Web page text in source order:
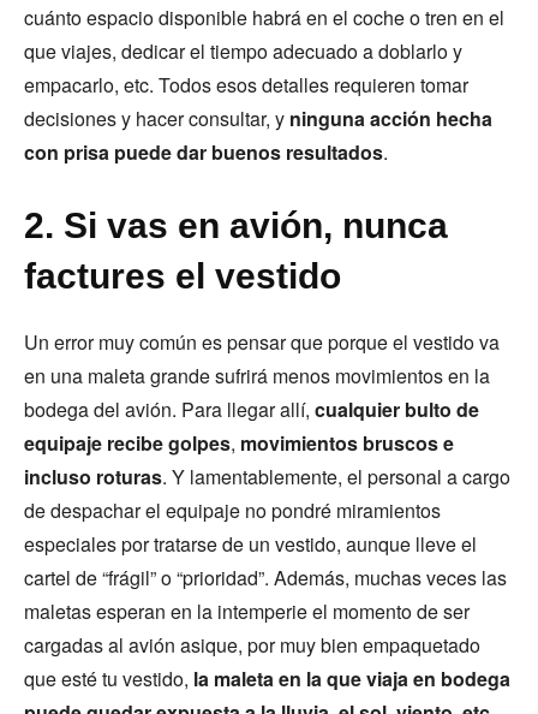
cuánto espacio disponible habrá en el coche o tren en el
que viajes, dedicar el tiempo adecuado a doblarlo y
empacarlo, etc. Todos esos detalles requieren tomar
decisiones y hacer consultar, y ninguna acción hecha
con prisa puede dar buenos resultados.
2. Si vas en avión, nunca
factures el vestido
Un error muy común es pensar que porque el vestido va
en una maleta grande sufrirá menos movimientos en la
bodega del avión. Para llegar allí, cualquier bulto de
equipaje recibe golpes, movimientos bruscos e
incluso roturas. Y lamentablemente, el personal a cargo
de despachar el equipaje no pondré miramientos
especiales por tratarse de un vestido, aunque lleve el
cartel de “frágil” o “prioridad”. Además, muchas veces las
maletas esperan en la intemperie el momento de ser
cargadas al avión asique, por muy bien empaquetado
que esté tu vestido, la maleta en la que viaja en bodega